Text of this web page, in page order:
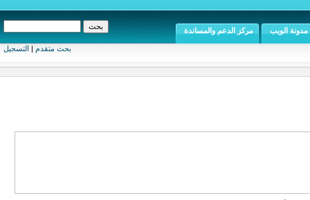
بحث متقدم | التسجيل
مدونة الويب مركز الدعم والمساندة